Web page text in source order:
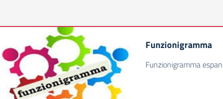
Funzionigramma
Funzionigramma